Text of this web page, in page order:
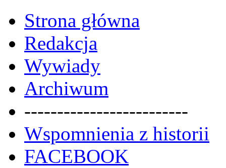
Strona główna
Redakcja
Wywiady
Archiwum
-------------------------
Wspomnienia z historii
FACEBOOK